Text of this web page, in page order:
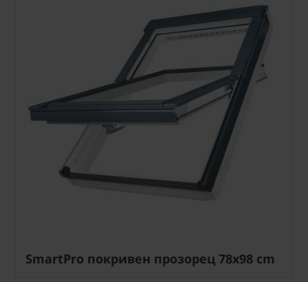
SmartPro покривен прозорец 78x98 cm